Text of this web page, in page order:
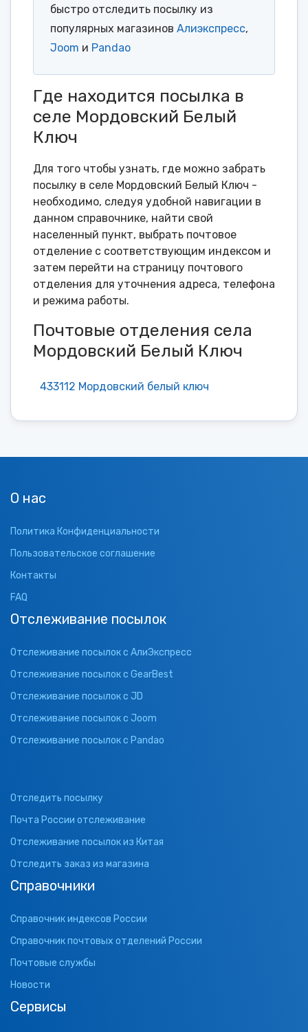
быстро отследить посылку из
популярных магазинов Алиэкспресс,
Joom и Pandao
Где находится посылка в
селе Мордовский Белый
Ключ
Для того чтобы узнать, где можно забрать
посылку в селе Мордовский Белый Ключ -
необходимо, следуя удобной навигации в
данном справочнике, найти свой
населенный пункт, выбрать почтовое
отделение с соответствующим индексом и
затем перейти на страницу почтового
отделения для уточнения адреса, телефона
и режима работы.
Почтовые отделения села
Мордовский Белый Ключ
433112 Мордовский белый ключ
О нас
Политика Конфиденциальности
Пользовательское соглашение
Контакты
FAQ
Отслеживание посылок
Отслеживание посылок с АлиЭкспресс
Отслеживание посылок с GearBest
Отслеживание посылок с JD
Отслеживание посылок с Joom
Отслеживание посылок с Pandao
Отследить посылку
Почта России отслеживание
Отслеживание посылок из Китая
Отследить заказ из магазина
Справочники
Справочник индексов России
Справочник почтовых отделений России
Почтовые службы
Новости
Сервисы